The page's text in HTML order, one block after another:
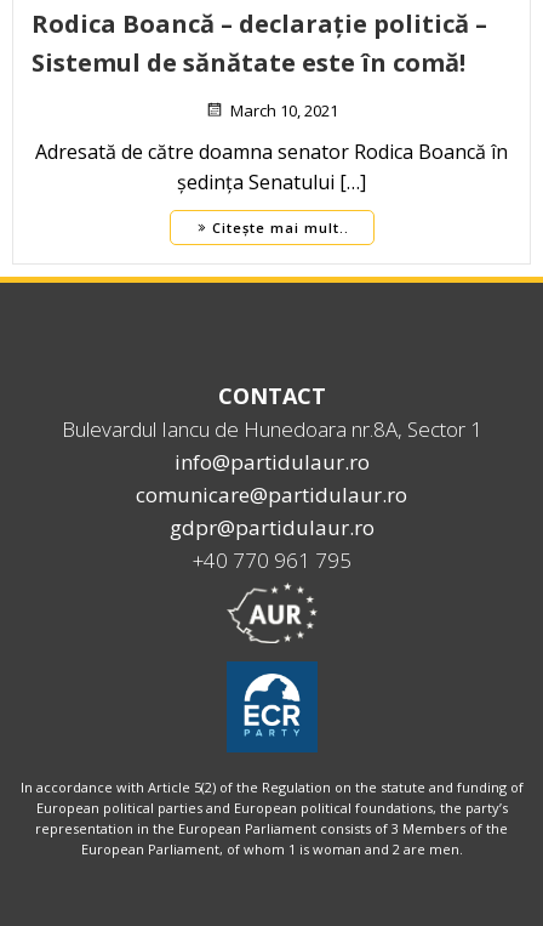
Rodica Boancă – declarație politică –
Sistemul de sănătate este în comă!
March 10, 2021
Adresată de către doamna senator Rodica Boancă în
ședința Senatului […]
Citește mai mult..
CONTACT
Bulevardul Iancu de Hunedoara nr.8A, Sector 1
info@partidulaur.ro
comunicare@partidulaur.ro
gdpr@partidulaur.ro
+40 770 961 795
In accordance with Article 5(2) of the Regulation on the statute and funding of
European political parties and European political foundations, the party’s
representation in the European Parliament consists of 3 Members of the
European Parliament, of whom 1 is woman and 2 are men.